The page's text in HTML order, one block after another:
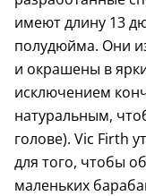
имеют длину 13
полудюйма. Они
и окрашены в
исключением
натуральным,
голове). Vic Firth
для того, чтобы
маленьких